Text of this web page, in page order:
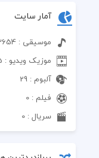
آمار سایت
موسیقی : 3654
موزیک ویدیو : 65
آلبوم : 29
فیلم : 0
سریال : 0